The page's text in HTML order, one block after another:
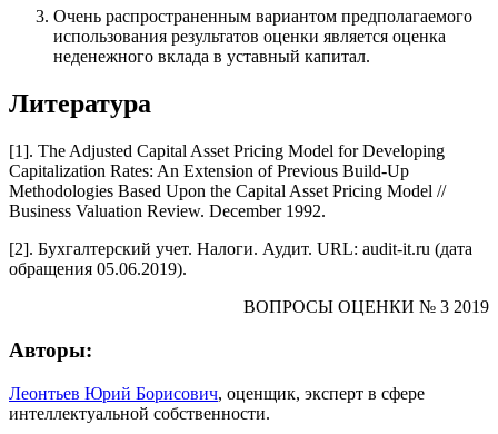
Очень распространенным вариантом предполагаемого
использования результатов оценки является оценка
неденежного вклада в уставный капитал.
Литература
[1]. The Adjusted Capital Asset Pricing Model for Developing
Capitalization Rates: An Extension of Previous Build-Up
Methodologies Based Upon the Capital Asset Pricing Model //
Business Valuation Review. December 1992.
[2]. Бухгалтерский учет. Налоги. Аудит. URL: audit-it.ru (дата
обращения 05.06.2019).
ВОПРОСЫ ОЦЕНКИ № 3 2019
Авторы:
Леонтьев Юрий Борисович, оценщик, эксперт в сфере
интеллектуальной собственности.